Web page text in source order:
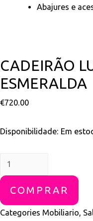
Abajures e
CADEIRÃO
ESMERALDA
€720.00
Disponibilidade: Em
Cadeirão
Luxurious
Esmeralda
quantidade
COMPRAR
Categories Mobiliario